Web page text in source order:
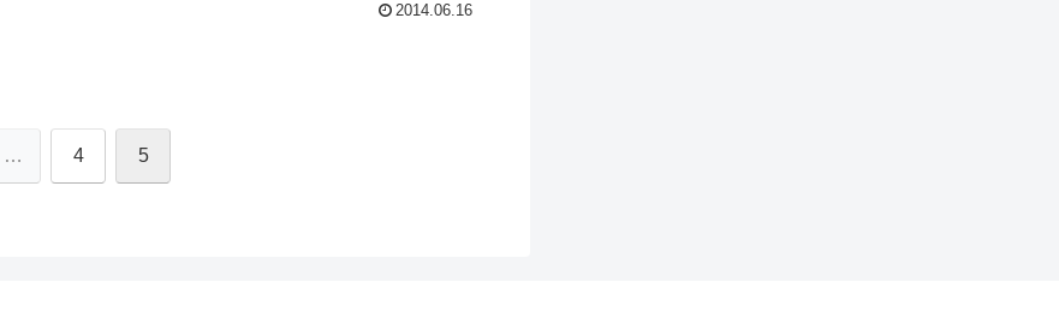
2014.06.16
… 4 5